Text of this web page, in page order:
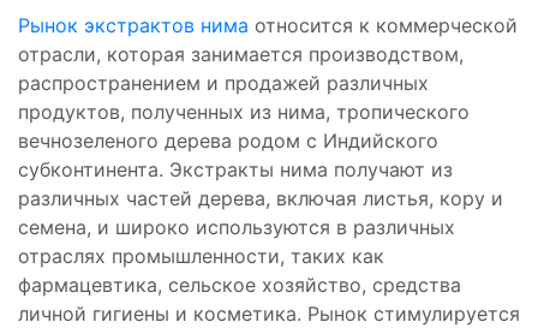
Рынок экстрактов нима относится к коммерческой
отрасли, которая занимается производством,
распространением и продажей различных
продуктов, полученных из нима, тропического
вечнозеленого дерева родом с Индийского
субконтинента. Экстракты нима получают из
различных частей дерева, включая листья, кору и
семена, и широко используются в различных
отраслях промышленности, таких как
фармацевтика, сельское хозяйство, средства
личной гигиены и косметика. Рынок стимулируется